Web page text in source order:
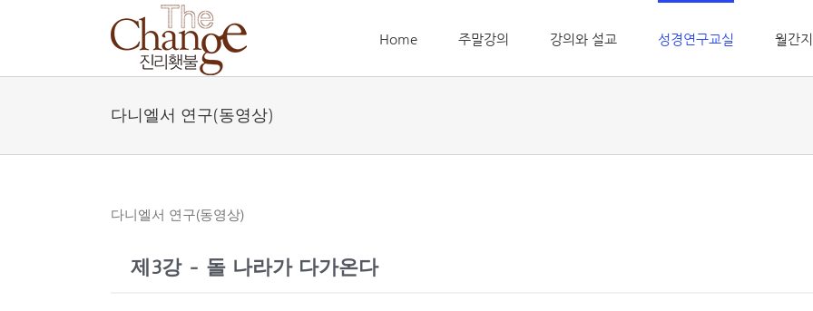
Home 주말강의 강의와 설교 성경연구교실 월간
다니엘서 연구(동영상)
다니엘서 연구(동영상)
제3강 - 돌 나라가 다가온다